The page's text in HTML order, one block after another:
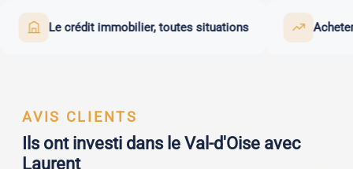
Le crédit immobilier, toutes situations Acheter
AVIS CLIENTS
Ils ont investi dans le Val-d'Oise avec
Laurent